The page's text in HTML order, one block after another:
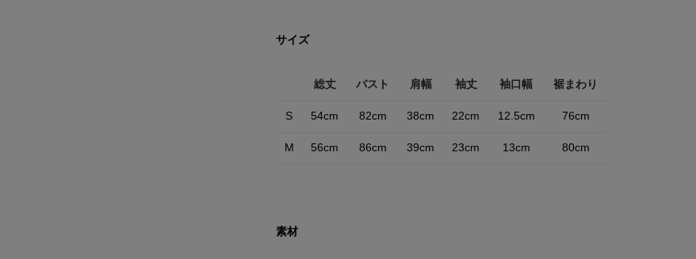
サイズ
総丈 バスト 肩幅 袖丈 袖口幅 裾まわり
S 54cm 82cm 38cm 22cm 12.5cm 76cm
M 56cm 86cm 39cm 23cm 13cm 80cm
素材